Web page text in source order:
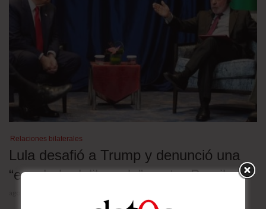
Relaciones bilaterales
Lula desafió a Trump y denunció una
“escalada deliberada” contra Brasil